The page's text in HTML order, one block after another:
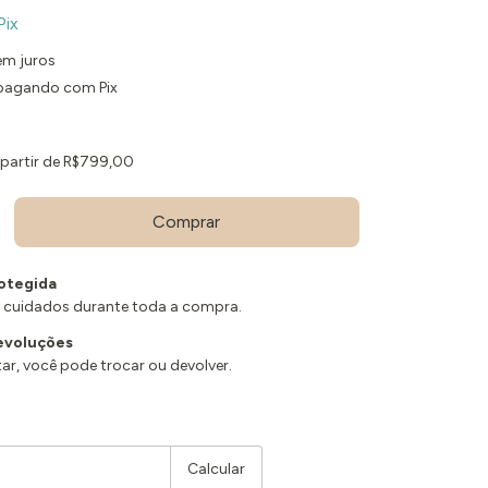
juros
com Pix
deR$799,00
cuidados durante toda a compra.
você pode trocar ou devolver.
Calcular